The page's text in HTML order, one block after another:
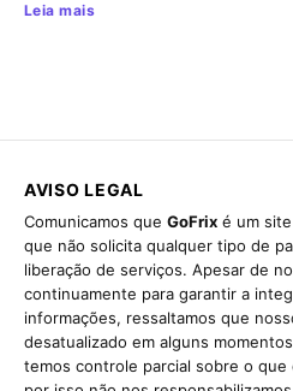
Leia mais
AVISO LEGAL
Comunicamos que GoFrix é um
que não solicita qualquer tipo de
liberação de serviços. Apesar de
continuamente para garantir a
informações, ressaltamos que
desatualizado em alguns
temos controle parcial sobre o